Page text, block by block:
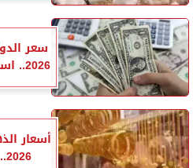
2026.. استقرار أمام الجنيه في البنوك
2026.. عيار 21 يقفز 100 جنيه...